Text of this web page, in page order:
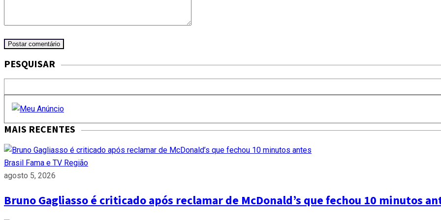
PESQUISAR
MAIS RECENTES
Brasil Fama e TV Região
agosto 5, 2026
Bruno Gagliasso é criticado após reclamar de McDonald’s que fechou 10 minutos